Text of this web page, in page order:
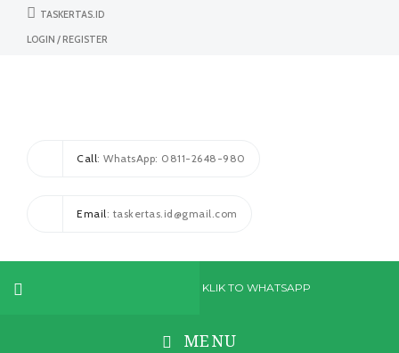
TASKERTAS.ID
LOGIN / REGISTER
Call: WhatsApp: 0811-2648-980
Email : taskertas.id@gmail.com
KLIK TO WHATSAPP
MENU